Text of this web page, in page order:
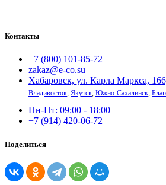
Контакты
+7 (800) 101-85-72
zakaz@e-co.su
Хабаровск, ул. Карла Маркса,
Владивосток, Якутск, Южно-Сахалинск,
Пн-Пт: 09:00 - 18:00
+7 (914) 420-06-72
Поделиться